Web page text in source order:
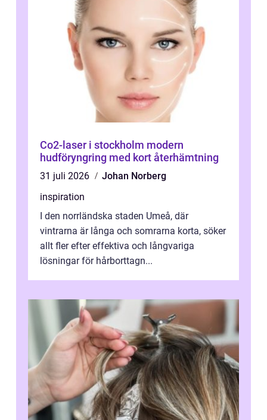
Co2-laser i stockholm modern
hudföryngring med kort återhämtning
31 juli 2026
Johan Norberg
inspiration
I den norrländska staden Umeå, där
vintrarna är långa och somrarna korta, söker
allt fler efter effektiva och långvariga
lösningar för hårborttagn...